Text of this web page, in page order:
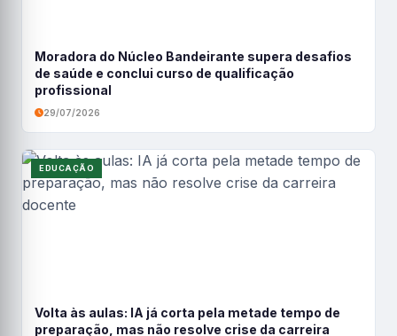
Moradora do Núcleo Bandeirante supera desafios
de saúde e conclui curso de qualificação
profissional
29/07/2026
EDUCAÇÃO
Volta às aulas: IA já corta pela metade tempo de
preparação, mas não resolve crise da carreira